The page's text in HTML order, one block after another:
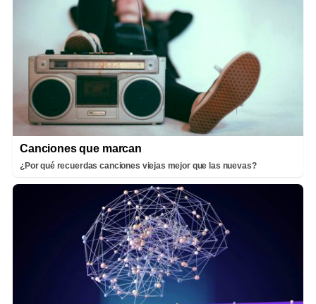
Canciones que marcan
¿Por qué recuerdas canciones viejas mejor que las nuevas?